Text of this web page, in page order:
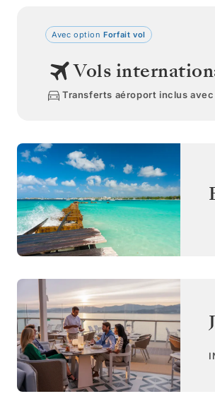
Avec option Forfait vol
Vols
Transferts aéroport inclus